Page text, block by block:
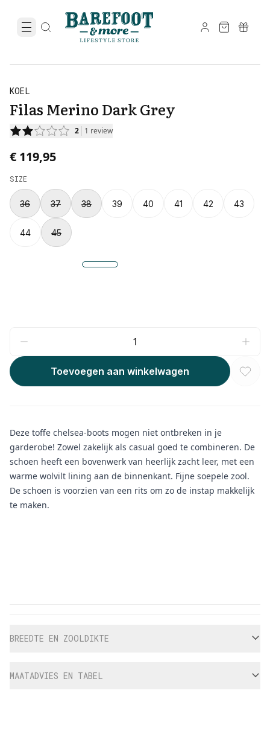
KOEL
Filas Merino Dark Grey
2 1 review
€ 119,95
SIZE
36 37 38 39 40 41 42 43
44 45
Toevoegen aan winkelwagen
Deze toffe chelsea-boots mogen niet ontbreken in je
garderobe! Zowel zakelijk als casual goed te combineren. De
schoen heeft een bovenwerk van heerlijk zacht leer, met een
warme wolvilt lining aan de binnenkant. Fijne soepele zool.
De schoen is voorzien van een rits om zo de instap makkelijk
te maken.
BREEDTE EN ZOOLDIKTE
MAATADVIES EN TABEL